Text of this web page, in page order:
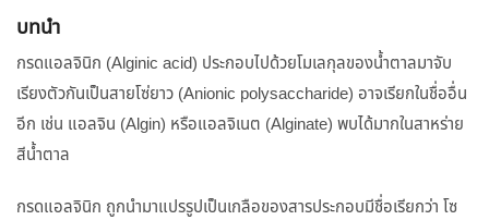
บทนำ
กรดแอลจินิก (Alginic acid) ประกอบไปด้วยโมเลกุลของน้ำตาลมาจับ
เรียงตัวกันเป็นสายโซ่ยาว (Anionic polysaccharide) อาจเรียกในชื่ออื่น
อีก เช่น แอลจิน (Algin) หรือแอลจิเนต (Alginate) พบได้มากในสาหร่าย
สีน้ำตาล
กรดแอลจินิก ถูกนำมาแปรรูปเป็นเกลือของสารประกอบมีชื่อเรียกว่า โซ